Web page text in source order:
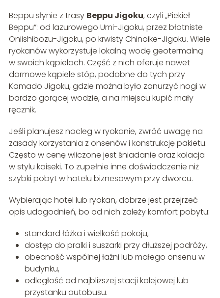
Beppu słynie z trasy Beppu Jigoku, czyli „Piekieł
Beppu”: od lazurowego Umi-Jigoku, przez błotniste
Oniishibozu-Jigoku, po krwisty Chinoike-Jigoku. Wiele
ryokanów wykorzystuje lokalną wodę geotermalną
w swoich kąpielach. Część z nich oferuje nawet
darmowe kąpiele stóp, podobne do tych przy
Kamado Jigoku, gdzie można było zanurzyć nogi w
bardzo gorącej wodzie, a na miejscu kupić mały
ręcznik.
Jeśli planujesz nocleg w ryokanie, zwróć uwagę na
zasady korzystania z onsenów i konstrukcję pakietu.
Często w cenę wliczone jest śniadanie oraz kolacja
w stylu kaiseki. To zupełnie inne doświadczenie niż
szybki pobyt w hotelu biznesowym przy dworcu.
Wybierając hotel lub ryokan, dobrze jest przejrzeć
opis udogodnień, bo od nich zależy komfort pobytu:
standard łóżka i wielkość pokoju,
dostęp do pralki i suszarki przy dłuższej podróży,
obecność wspólnej łaźni lub małego onsenu w
budynku,
odległość od najbliższej stacji kolejowej lub
przystanku autobusu.